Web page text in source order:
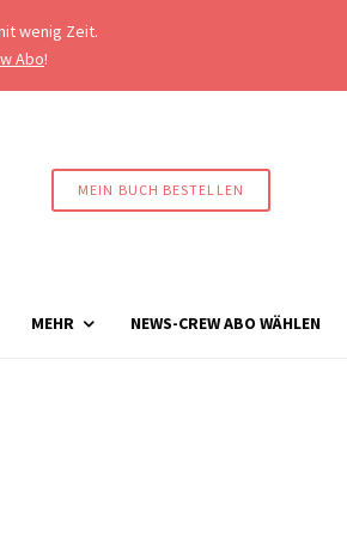
wenig Zeit.
Abo!
MEIN BUCH BESTELLEN
MEHR NEWS-CREW ABO WÄHLEN